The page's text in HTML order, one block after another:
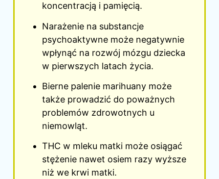
koncentracją i pamięcią.
Narażenie na substancje
psychoaktywne może negatywnie
wpłynąć na rozwój mózgu dziecka
w pierwszych latach życia.
Bierne palenie marihuany może
także prowadzić do poważnych
problemów zdrowotnych u
niemowląt.
THC w mleku matki może osiągać
stężenie nawet osiem razy wyższe
niż we krwi matki.